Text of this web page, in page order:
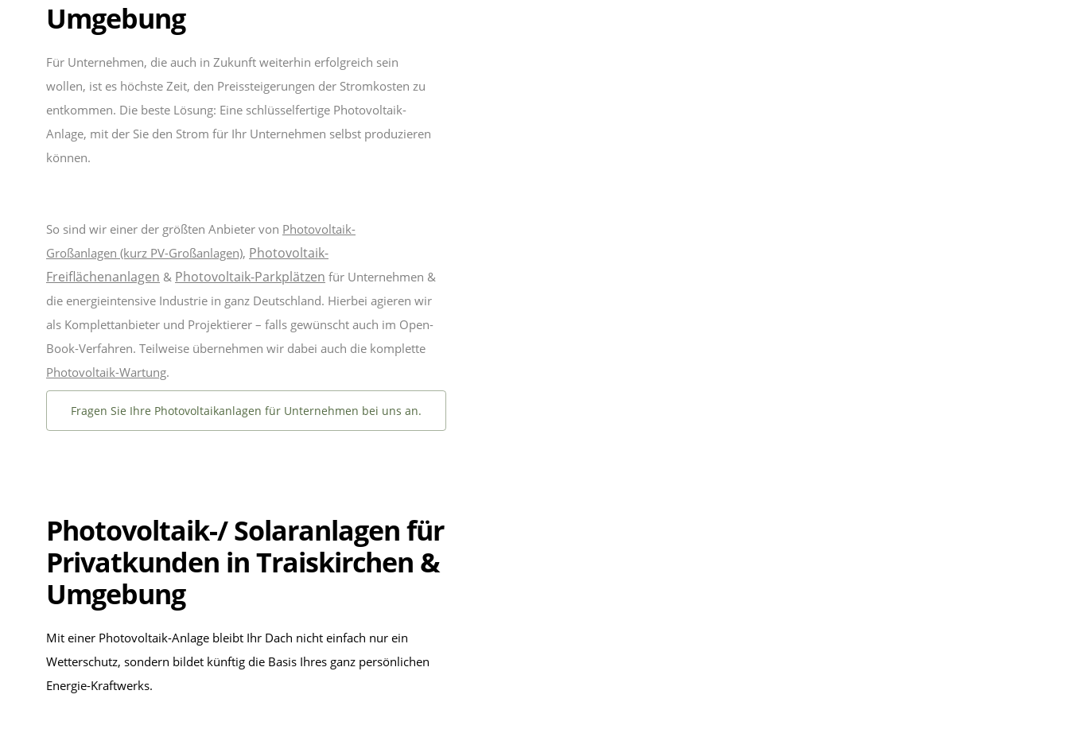
Umgebung
Für Unternehmen, die auch in Zukunft weiterhin erfolgreich sein
wollen, ist es höchste Zeit, den Preissteigerungen der Stromkosten zu
entkommen. Die beste Lösung: Eine schlüsselfertige Photovoltaik-
Anlage, mit der Sie den Strom für Ihr Unternehmen selbst produzieren
können.
So sind wir einer der größten Anbieter von Photovoltaik-
Großanlagen (kurz PV-Großanlagen), Photovoltaik-
Freiflächenanlagen & Photovoltaik-Parkplätzen für Unternehmen &
die energieintensive Industrie in ganz Deutschland. Hierbei agieren wir
als Komplettanbieter und Projektierer – falls gewünscht auch im Open-
Book-Verfahren. Teilweise übernehmen wir dabei auch die komplette
Photovoltaik-Wartung.
Fragen Sie Ihre Photovoltaikanlagen für Unternehmen bei uns an.
Photovoltaik-/ Solaranlagen für
Privatkunden in Traiskirchen &
Umgebung
Mit einer Photovoltaik-Anlage bleibt Ihr Dach nicht einfach nur ein
Wetterschutz, sondern bildet künftig die Basis Ihres ganz persönlichen
Energie-Kraftwerks.